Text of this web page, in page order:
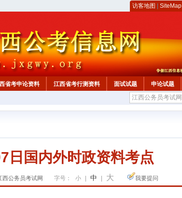
访客地图 SiteMap
省考申论资料 江西省考行测资料 面试试题 申论试题
日国内外时政资料考点
西公务员考试网 字号： 小 中 大 我要提问